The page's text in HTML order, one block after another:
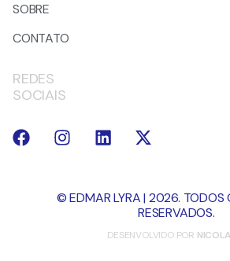
SOBRE
CONTATO
REDES
SOCIAIS
© EDMAR LYRA | 2026. TODOS
RESERVADOS.
DESENVOLVIDO POR